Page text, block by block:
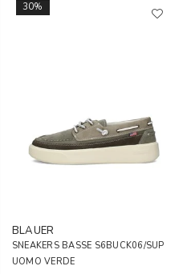
30%
BLAUER
SNEAKERS BASSE S6BUCK06/SUP
UOMO VERDE